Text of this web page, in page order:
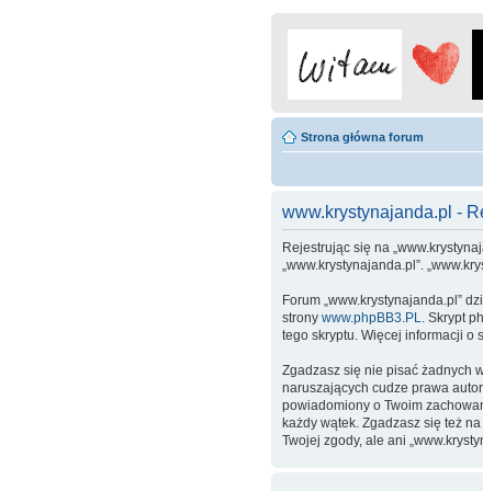
Strona główna forum
www.krystynajanda.pl -
Rejestrując się na
„www.krystynajanda.pl”.
Forum „www.krystynajanda.pl”
strony www.phpBB3.PL. Skrypt
tego skryptu. Więcej informacji o
Zgadzasz się nie pisać żadnych
naruszających cudze prawa
powiadomiony o Twoim
każdy wątek. Zgadzasz się też
Twojej zgody, ale ani